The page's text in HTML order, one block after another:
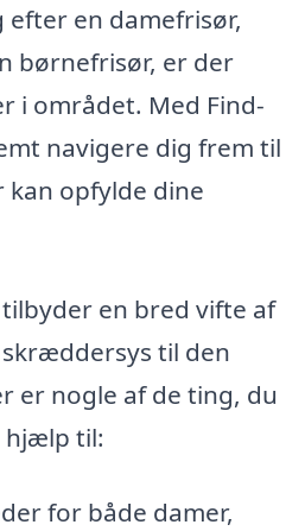
efter en damefrisør,
børnefrisør, er der
i området. Med Find-
navigere dig frem til
kan opfylde dine
en bred vifte af
til den
er nogle af de ting, du
hjælp til:
for både damer,